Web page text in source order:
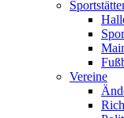
Vereine